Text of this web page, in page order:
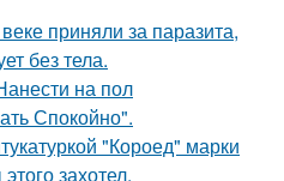
приняли за паразита,
без тела.
на пол
Спокойно".
"Короед" марки
захотел.